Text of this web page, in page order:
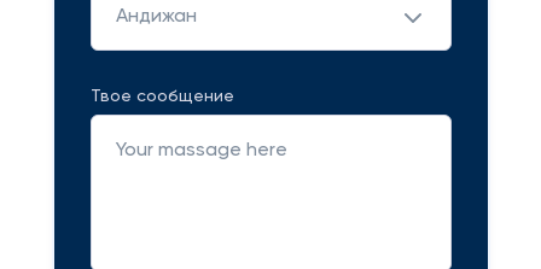
Андижан
Твое сообщение